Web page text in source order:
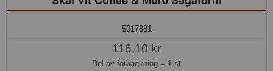
5017881
116,10 kr
Del av förpackning = 1 st